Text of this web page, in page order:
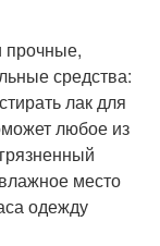
прочные,
средства:
лак для
любое из
место
одежду